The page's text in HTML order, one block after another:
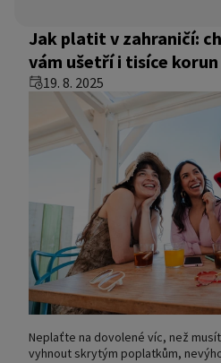
Jak platit v zahraničí:
vám ušetří i tisíce korun
19. 8. 2025
Neplaťte na dovolené víc, než
vyhnout skrytým poplatkům,